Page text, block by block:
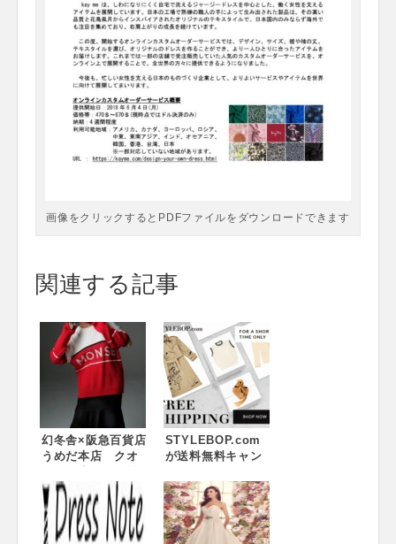
画像をクリックするとPDFファイルをダウンロードできます
関連する記事
幻冬舎×阪急百貨店
うめだ本店 クオ
のための、ファッ
ションウェブマガ
ジンがスタート！
百貨店の“目利きバ
STYLEBOP.com
が送料無料キャン